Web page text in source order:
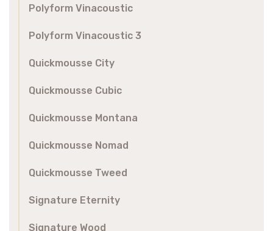
Polyform Vinacoustic
Polyform Vinacoustic 3
Quickmousse City
Quickmousse Cubic
Quickmousse Montana
Quickmousse Nomad
Quickmousse Tweed
Signature Eternity
Signature Wood